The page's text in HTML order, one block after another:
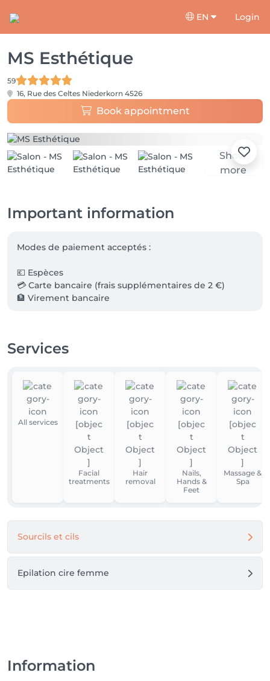
EN Login
MS Esthétique
59
16, Rue des Celtes Niederkorn 4526
Book appointment
Show
more
Important information
Modes de paiement acceptés :
💶 Espèces
💳 Carte bancaire (frais supplémentaires de 2 €)
🏦 Virement bancaire
Le stationnement dans notre rue est réglementé
avec disque de stationnement.
Merci de penser à le placer sur votre pare-brise lors
Services
All services
Facial
treatments
Hair
removal
Nails,
Hands &
Feet
Massage &
Spa
Sourcils et cils
Epilation cire femme
Information